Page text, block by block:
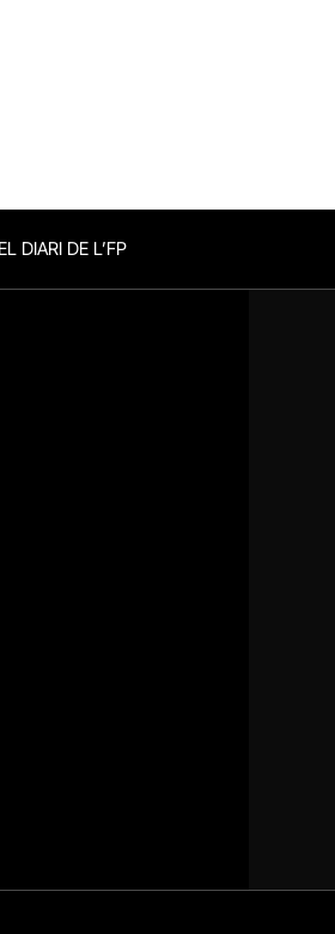
EL DIARI DE L’FP